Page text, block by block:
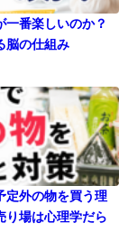
一番楽しいのか？
脳の仕組み
定外の物を買う理
り場は心理学だら